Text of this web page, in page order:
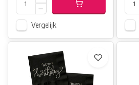
Vergelijk